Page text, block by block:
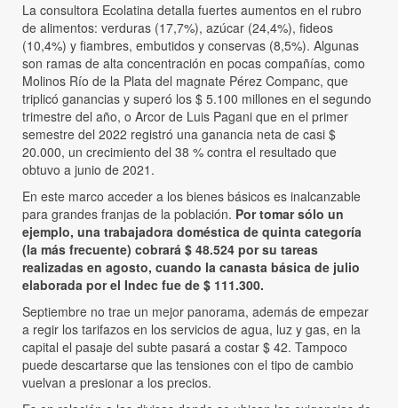
La consultora Ecolatina detalla fuertes aumentos en el rubro
de alimentos: verduras (17,7%), azúcar (24,4%), fideos
(10,4%) y fiambres, embutidos y conservas (8,5%). Algunas
son ramas de alta concentración en pocas compañías, como
Molinos Río de la Plata del magnate Pérez Companc, que
triplicó ganancias y superó los $ 5.100 millones en el segundo
trimestre del año, o Arcor de Luis Pagani que en el primer
semestre del 2022 registró una ganancia neta de casi $
20.000, un crecimiento del 38 % contra el resultado que
obtuvo a junio de 2021.
En este marco acceder a los bienes básicos es inalcanzable
para grandes franjas de la población. Por tomar sólo un
ejemplo, una trabajadora doméstica de quinta categoría
(la más frecuente) cobrará $ 48.524 por su tareas
realizadas en agosto, cuando la canasta básica de julio
elaborada por el Indec fue de $ 111.300.
Septiembre no trae un mejor panorama, además de empezar
a regir los tarifazos en los servicios de agua, luz y gas, en la
capital el pasaje del subte pasará a costar $ 42. Tampoco
puede descartarse que las tensiones con el tipo de cambio
vuelvan a presionar a los precios.